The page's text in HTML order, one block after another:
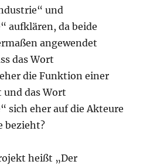
und
aufklären, da beide
angewendet
das Wort
die Funktion einer
das Wort
sich eher auf die Akteure
bezieht?
heißt „Der